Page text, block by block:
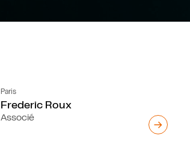
Paris
Frederic Roux
Associé